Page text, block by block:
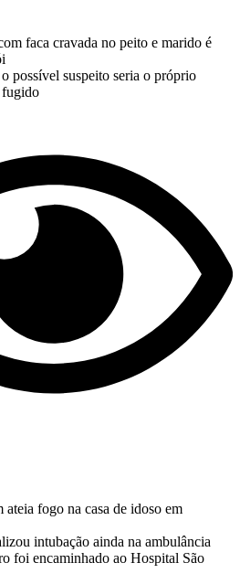
faca cravada no peito e marido é
possível suspeito seria o próprio
fugido
fogo na casa de idoso em
intubação ainda na ambulância
foi encaminhado ao Hospital São